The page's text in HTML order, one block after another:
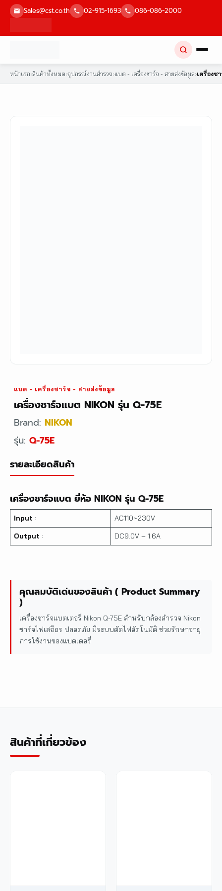
Skip
Sales@cst.co.th 02-915-1693 086-086-2000
หน้าแรก›สินค้าทั้งหมด›อุปกรณ์งานสำรวจ›แบต - เครื่องชาร์จ - สายส่งข้อมูล›เครื่องช
แบต - เครื่องชาร์จ - สายส่งข้อมูล
เครื่องชาร์จแบต NIKON รุ่น Q-75E
Brand: NIKON
รุ่น: Q-75E
รายละเอียดสินค้า
เครื่องชาร์จแบต ยี่ห้อ NIKON รุ่น Q-75E
Input :
AC110~230V
Output : DC9.0V – 1.6A
คุณสมบัติเด่นของสินค้า ( Product Summary
)
เครื่องชาร์จแบตเตอรี่ Nikon Q-75E สำหรับกล้องสำรวจ Nikon
ชาร์จไฟเสถียร ปลอดภัย มีระบบตัดไฟอัตโนมัติ ช่วยรักษาอายุ
การใช้งานของแบตเตอรี่
สินค้าที่เกี่ยวข้อง